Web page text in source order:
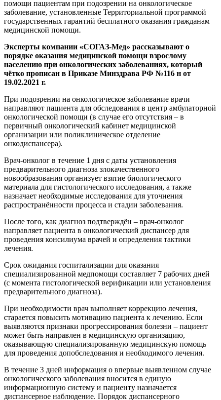
помощи пациентам при подозрении на онкологическое
заболевание, установленные Территориальной программой
государственных гарантий бесплатного оказания гражданам
медицинской помощи.
Эксперты компании «СОГАЗ-Мед» рассказывают о
порядке оказания медицинской помощи взрослому
населению при онкологических заболеваниях, который
чётко прописан в Приказе Минздрава РФ №116 н от
19.02.2021 г.
При подозрении на онкологическое заболевание врачи
направляют пациента для обследования в центр амбулаторной
онкологической помощи (в случае его отсутствия – в
первичный онкологический кабинет медицинской
организации или поликлиническое отделение
онкодиспансера).
Врач-онколог в течение 1 дня с даты установления
предварительного диагноза злокачественного
новообразования организует взятие биологического
материала для гистологического исследования, а также
назначает необходимые исследования для уточнения
распространённости процесса и стадии заболевания.
После того, как диагноз подтверждён – врач-онколог
направляет пациента в онкологический диспансер для
проведения консилиума врачей и определения тактики
лечения.
Срок ожидания госпитализации для оказания
специализированной медпомощи составляет 7 рабочих дней
(с момента гистологической верификации или установления
предварительного диагноза).
При необходимости врач выполняет коррекцию лечения,
старается повысить мотивацию пациента к лечению. Если
выявляются признаки прогрессирования болезни – пациент
может быть направлен в медицинскую организацию,
оказывающую специализированную медицинскую помощь
для проведения допобследования и необходимого лечения.
В течение 3 дней информация о впервые выявленном случае
онкологического заболевания вносится в единую
информационную систему и пациенту назначается
диспансерное наблюдение. Порядок диспансерного